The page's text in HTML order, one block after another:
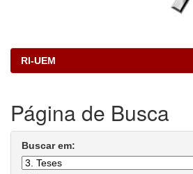
RI-UEM
Página de Busca
Buscar em: